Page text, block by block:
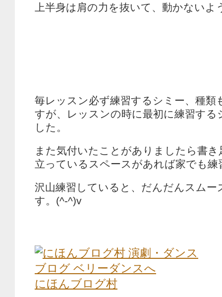
上半身は肩の力を抜いて、動かないよ
毎レッスン必ず練習するシミー、種類
すが、レッスンの時に最初に練習する
した。
また気付いたことがありましたら書
立っているスペースがあれば家でも練
沢山練習していると、だんだんスムー
す。(^-^)v
にほんブログ村